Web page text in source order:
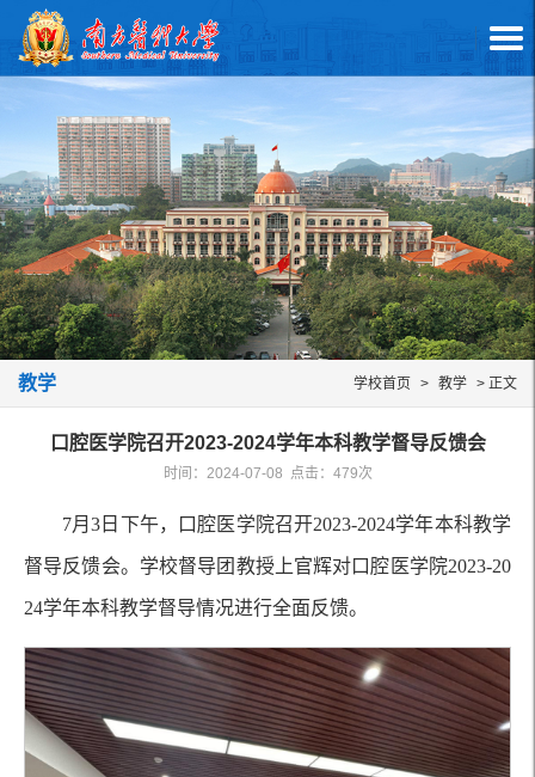
教学 学校首页 > 教学 > 正文
口腔医学院召开2023-2024学年本科教学督导反馈会
时间：2024-07-08 点击： 479次
7月3日下午，口腔医学院召开2023-2024学年本科教学
督导反馈会。学校督导团教授上官辉对口腔医学院2023-20
24学年本科教学督导情况进行全面反馈。